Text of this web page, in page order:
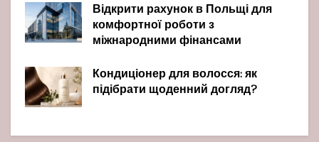
Відкрити рахунок в Польщі для
комфортної роботи з
міжнародними фінансами
Кондиціонер для волосся: як
підібрати щоденний догляд?